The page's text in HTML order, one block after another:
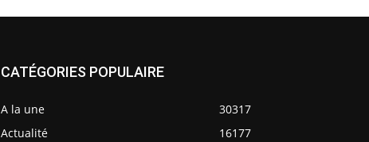
CATÉGORIES POPULAIRE
A la une
30317
Actualité
16177